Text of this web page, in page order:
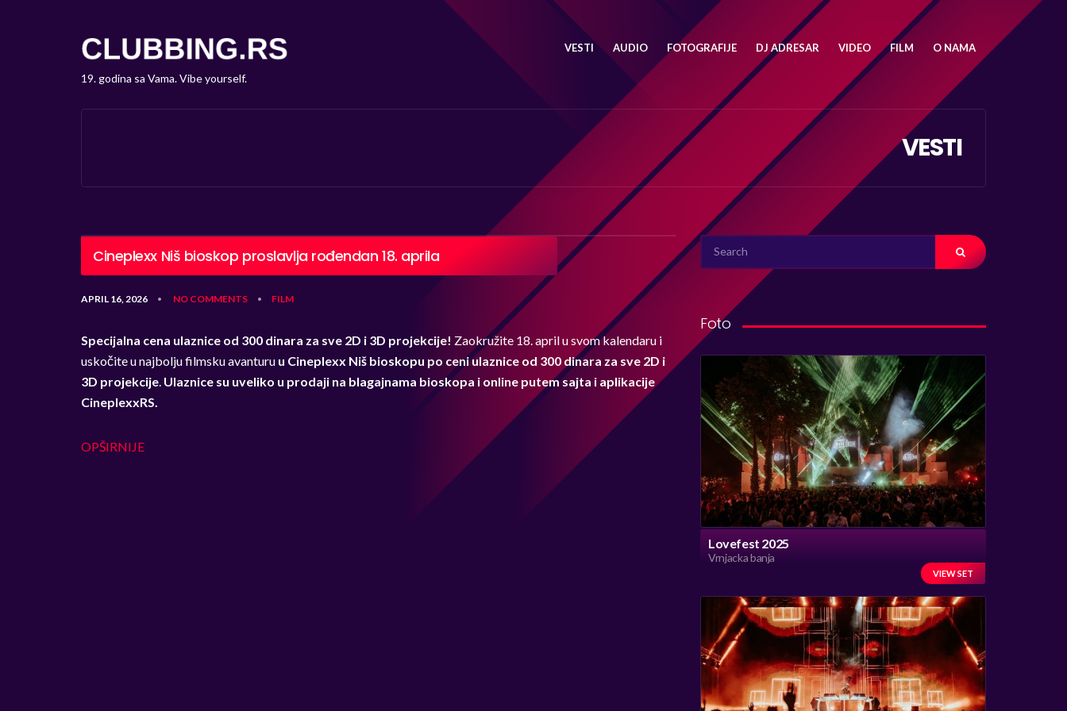
19. godina sa Vama. Vibe yourself.
VESTI AUDIO FOTOGRAFIJE DJ ADRESAR VIDEO FILM O NAMA
VESTI
Cineplexx Niš bioskop proslavlja rođendan 18. aprila
APRIL 16, 2026 • NO COMMENTS • FILM
Specijalna cena ulaznice od 300 dinara za sve 2D i 3D projekcije! Zaokružite 18. april u svom kalendaru i
uskočite u najbolju filmsku avanturu u Cineplexx Niš bioskopu po ceni ulaznice od 300 dinara za sve 2D i
3D projekcije. Ulaznice su uveliko u prodaji na blagajnama bioskopa i online putem sajta i aplikacije
CineplexxRS.
OPŠIRNIJE
SEARCH
FOR:
Foto
Lovefest 2025
Vrnjacka banja
VIEW SET